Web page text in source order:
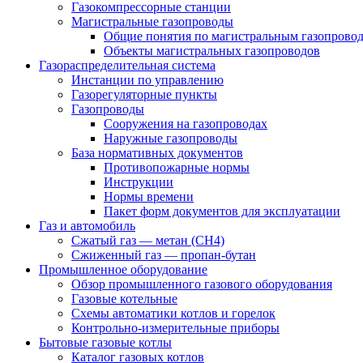
Газокомпрессорные станции
Магистральные газопроводы
Общие понятия по магистральным
Объекты магистральных газопроводов
Газораспределительная система
Инстанции по управлению
Газорегуляторные пункты
Газопроводы
Сооружения на газопроводах
Наружные газопроводы
База нормативных документов
Противопожарные нормы
Инструкции
Нормы времени
Пакет форм документов для эксплуатации
Газ и автомобиль
Сжатый газ — метан (CH4)
Сжиженный газ — пропан-бутан
Промышленное оборудование
Обзор промышленного газового оборудования
Газовые котельные
Схемы автоматики котлов и горелок
Контрольно-измерительные приборы
Бытовые газовые котлы
Каталог газовых котлов